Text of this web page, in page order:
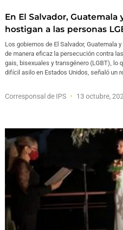
En El Salvador, Guatemala
hostigan a las personas
Los gobiernos de El Salvador, Guatemala
de manera eficaz la persecución contra
gais, bisexuales y transgénero (LGBT), lo
difícil asilo en Estados Unidos, señaló un
Corresponsal de IPS 13 octubre,